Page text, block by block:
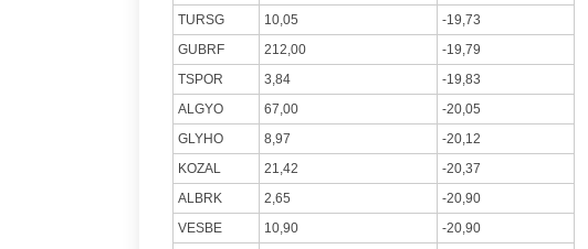
TURSG
10,05
-19,73
GUBRF
212,00
-19,79
TSPOR
3,84
-19,83
ALGYO
67,00
-20,05
GLYHO
8,97
-20,12
KOZAL
21,42
-20,37
ALBRK
2,65
-20,90
VESBE
10,90
-20,90